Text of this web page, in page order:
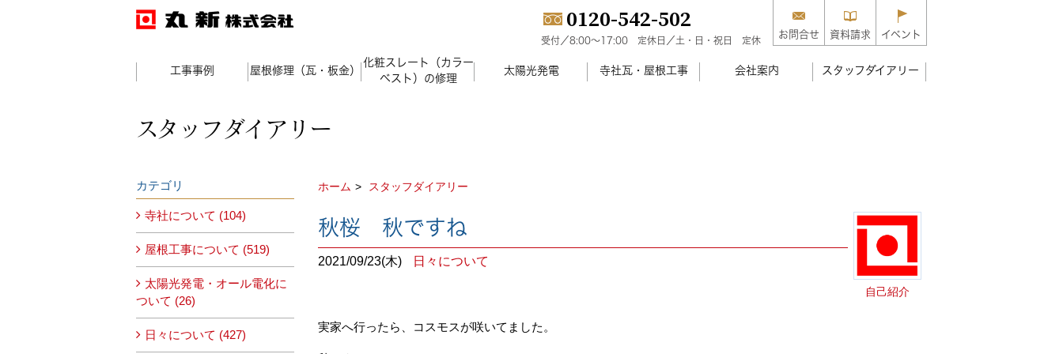
0120-542-502
受付／8:00～17:00 定休日／土・日・祝日 定休
お問合せ 資料請求 イベント
工事事例 屋根修理（瓦・板金）
化粧スレート（カラー
ベスト）の修理
太陽光発電 寺社瓦・屋根工事 会社案内 スタッフダイアリー
スタッフダイアリー
ホーム スタッフダイアリー
秋桜 秋ですね
自己紹介
2021/09/23(木) 日々について
実家へ行ったら、コスモスが咲いてました。
カテゴリ
寺社について (104)
屋根工事について (519)
太陽光発電・オール電化に
ついて (26)
日々について (427)